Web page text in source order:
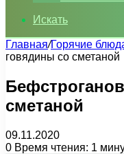
Искать
Главная/Горячие
говядины со сметаной
сметаной
09.11.2020
0 Время чтения: 1